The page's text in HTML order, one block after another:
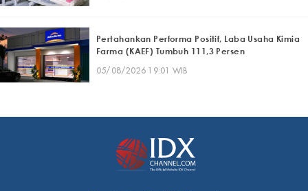
Pertahankan Performa Positif, Laba Usaha Kimia
Farma (KAEF) Tumbuh 111,3 Persen
05/08/2026 19:01 WIB